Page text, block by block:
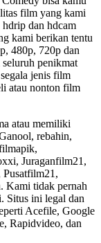
film yang kami
dan hdcam
kami berikan tentu
480p, 720p dan
penikmat
jenis film
atau nonton film
atau memiliki
rebahin,
Juraganfilm21,
Kami tidak pernah
Situs ini legal dan
Acefile, Google
Rapidvideo, dan